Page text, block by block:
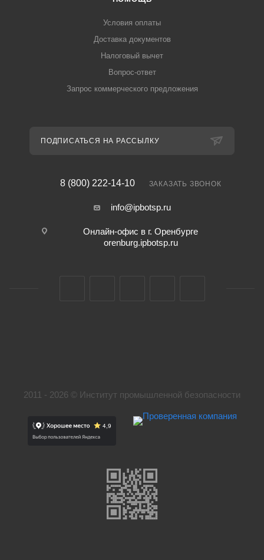
Условия оплаты
Доставка документов
Налоговый вычет
Вопрос-ответ
Запрос коммерческого предложения
ПОДПИСАТЬСЯ НА РАССЫЛКУ
8 (800) 222-14-10 ЗАКАЗАТЬ ЗВОНОК
info@ipbotsp.ru
Онлайн-офис в г. Оренбурге
orenburg.ipbotsp.ru
2011 - 2026 © Институт промышленной безопасности